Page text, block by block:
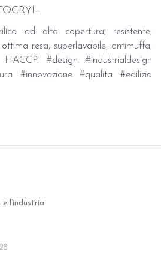
ad alta copertura, resistente,
resa, superlavabile, antimuffa,
#design #industrialdesign
#innovazione #qualita #edilizia
l’industria